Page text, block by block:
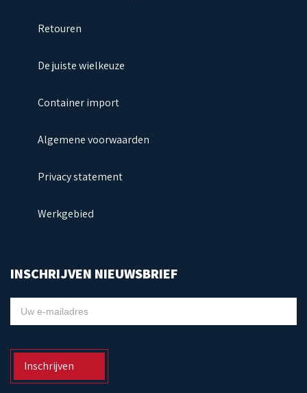
Retouren
De juiste wielkeuze
Container import
Algemene voorwaarden
Privacy statement
Werkgebied
INSCHRIJVEN NIEUWSBRIEF
NIEUWSBRIEF
Inschrijven